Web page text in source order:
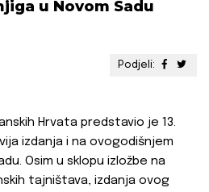
u Novom Sadu
Podjeli:
Hrvata predstavio je 13.
izdanja i na ovogodišnjem
Osim u sklopu izložbe na
tajništava, izdanja ovog